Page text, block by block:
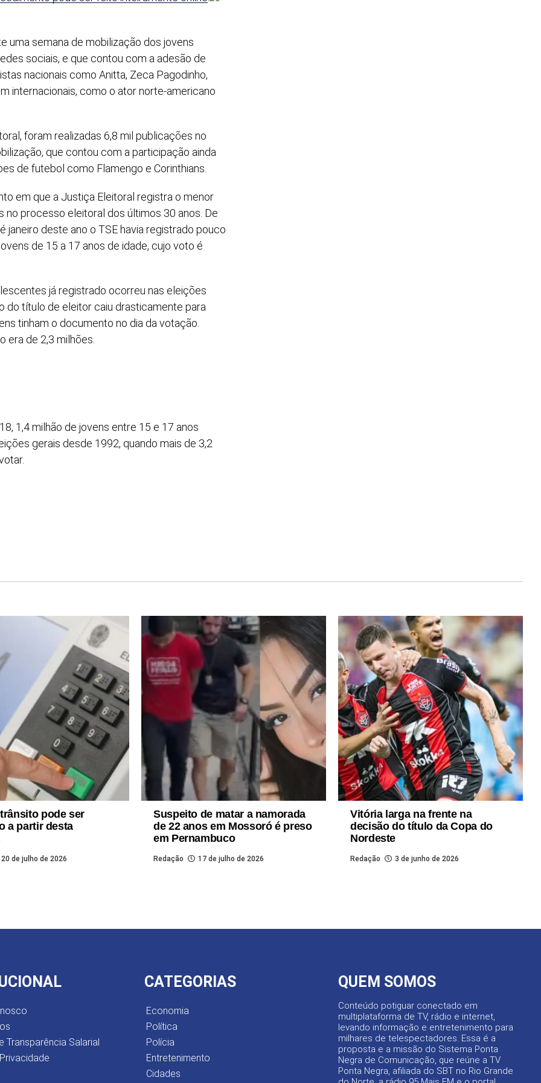
uma semana de mobilização dos jovens
sociais, e que contou com a adesão de
nacionais como Anitta, Zeca Pagodinho,
internacionais, como o ator norte-americano
foram realizadas 6,8 mil publicações no
que contou com a participação ainda
de futebol como Flamengo e Corinthians.
em que a Justiça Eleitoral registra o menor
processo eleitoral dos últimos 30 anos. De
deste ano o TSE havia registrado pouco
de 15 a 17 anos de idade, cujo voto é
já registrado ocorreu nas eleições
do título de eleitor caiu drasticamente para
tinham o documento no dia da votação.
era de 2,3 milhões.
1,4 milhão de jovens entre 15 e 17 anos
gerais desde 1992, quando mais de 3,2
pode ser
a partir desta
20 de julho de 2026
Suspeito de matar a namorada
de 22 anos em Mossoró é preso
em Pernambuco
Redação 17 de julho de 2026
Vitória larga na frente na
decisão do título da Copa do
Nordeste
Redação 3 de junho de 2026
Transparência Salarial
CATEGORIAS
Economia
Política
Polícia
Entretenimento
Cidades
QUEM SOMOS
Conteúdo potiguar conectado em
multiplataforma de TV, rádio e internet,
levando informação e entretenimento para
milhares de telespectadores. Essa é a
proposta e a missão do Sistema Ponta
Negra de Comunicação, que reúne a TV
Ponta Negra, afiliada do SBT no Rio Grande